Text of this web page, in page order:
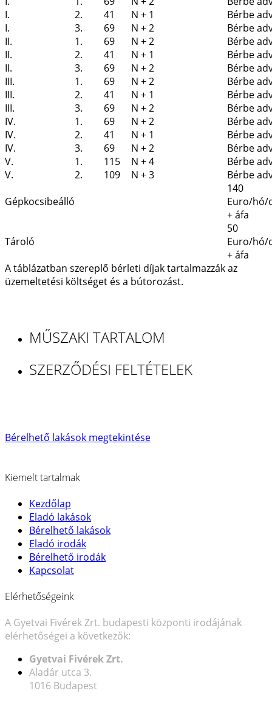
I.
2. 41 N + 1
Bérbe
I.
3. 69 N + 2
Bérbe
II.
1. 69 N + 2
Bérbe
II.
2. 41 N + 1
Bérbe
II.
3. 69 N + 2
Bérbe
III.
1. 69 N + 2
Bérbe
III.
2. 41 N + 1
Bérbe
III.
3. 69 N + 2
Bérbe
IV.
1. 69 N + 2
Bérbe
IV.
2. 41 N + 1
Bérbe
IV.
3. 69 N + 2
Bérbe
V.
1. 115 N + 4
Bérbe
V.
2. 109 N + 3
Bérbe
Gépkocsibeálló
140
Euro/hó/
+ áfa
Tároló
50
Euro/hó/
+ áfa
A táblázatban szereplő bérleti díjak tartalmazzák az
üzemeltetési költséget és a bútorozást.
MŰSZAKI TARTALOM
SZERZŐDÉSI FELTÉTELEK
Bérelhető lakások megtekintése
Kiemelt tartalmak
Kezdőlap
Eladó lakások
Bérelhető lakások
Eladó irodák
Bérelhető irodák
Kapcsolat
Elérhetőségeink
A Gyetvai Fivérek Zrt. budapesti központi irodájának
elérhetőségei a következők:
Gyetvai Fivérek Zrt.
Aladár utca 3.
1016 Budapest